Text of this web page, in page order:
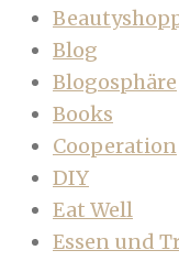
Blog
Blogosphäre
Books
Cooperation
DIY
Eat Well
Essen und